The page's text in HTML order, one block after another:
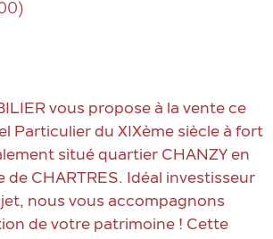
vous propose à la vente ce
Particulier du XIXème siècle à fort
situé quartier CHANZY en
de CHARTRES. Idéal investisseur
nous vous accompagnons
de votre patrimoine ! Cette